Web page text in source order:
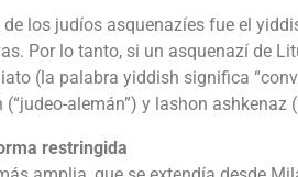
los judíos asquenazíes fue el
Por lo tanto, si un asquenazí de
(la palabra yiddish significa
alemán”) y lashon ashkenaz
restringida